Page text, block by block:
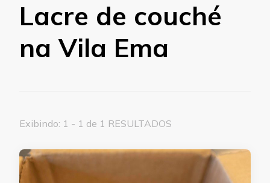
Lacre de couché
na Vila Ema
Exibindo: 1 - 1 de 1 RESULTADOS